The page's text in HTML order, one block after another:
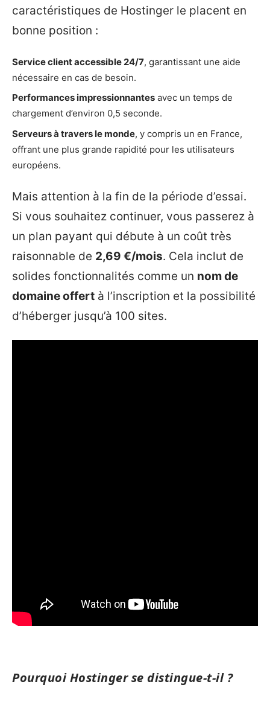
caractéristiques de Hostinger le placent en
bonne position :
Service client accessible 24/7, garantissant une aide
nécessaire en cas de besoin.
Performances impressionnantes avec un temps de
chargement d’environ 0,5 seconde.
Serveurs à travers le monde, y compris un en France,
offrant une plus grande rapidité pour les utilisateurs
européens.
Mais attention à la fin de la période d’essai.
Si vous souhaitez continuer, vous passerez à
un plan payant qui débute à un coût très
raisonnable de 2,69 €/mois. Cela inclut de
solides fonctionnalités comme un nom de
domaine offert à l’inscription et la possibilité
d’héberger jusqu’à 100 sites.
Pourquoi Hostinger se distingue-t-il ?